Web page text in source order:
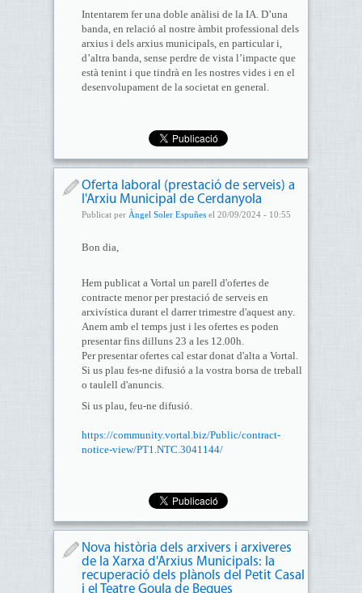
Intentarem fer una doble anàlisi de la IA. D’una
banda, en relació al nostre àmbit professional dels
arxius i dels arxius municipals, en particular i,
d’altra banda, sense perdre de vista l’impacte que
està tenint i que tindrà en les nostres vides i en el
desenvolupament de la societat en general.
Oferta laboral (prestació de serveis) a
l'Arxiu Municipal de Cerdanyola
Publicat per Àngel Soler Espuñesel 20/09/2024 - 10:55
Bon dia,
Hem publicat a Vortal un parell d'ofertes de
contracte menor per prestació de serveis en
arxivística durant el darrer trimestre d'aquest any.
Anem amb el temps just i les ofertes es poden
presentar fins dilluns 23 a les 12.00h.
Per presentar ofertes cal estar donat d'alta a Vortal.
Si us plau fes-ne difusió a la vostra borsa de treball
o taulell d'anuncis.
Si us plau, feu-ne difusió.
https://community.vortal.biz/Public/contract-
notice-view/PT1.NTC.3041144/
Nova història dels arxivers i arxiveres
de la Xarxa d'Arxius Municipals: la
recuperació dels plànols del Petit Casal
i el Teatre Goula de Begues